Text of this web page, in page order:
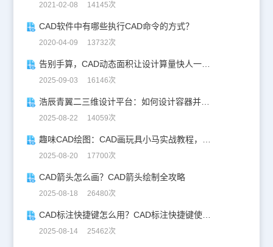
2021-02-08 14145次
CAD软件中有哪些执行CAD命令的方式？
2020-04-09 13732次
告别手算，CAD动态面积让设计算量快人一步！
2025-09-03 16146次
浩辰青翼二三维设计平台：如何设计容器并计算其体积
2025-08-22 14059次
趣味CAD绘图：CAD画玩具小马实战教程，附详细步骤与技巧！
2025-08-20 17700次
CAD箭头怎么画？CAD箭头绘制全攻略
2025-08-18 26480次
CAD标注快捷键怎么用？CAD标注快捷键使用教程
2025-08-14 25462次